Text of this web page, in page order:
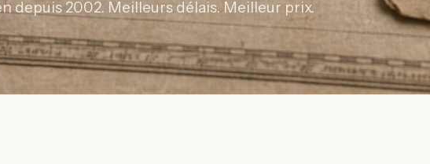
depuis 2002. Meilleurs délais. Meilleur prix.